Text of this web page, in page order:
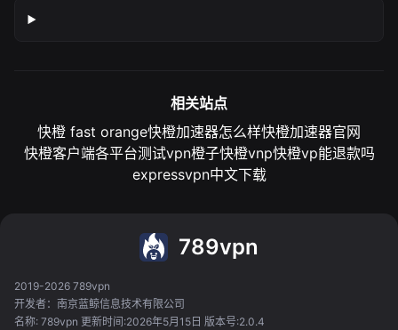
相关站点
快橙 fast orange快橙加速器怎么样快橙加速器官网
快橙客户端各平台测试vpn橙子快橙vnp快橙vp能退款吗
expressvpn中文下载
789vpn
2019-2026 789vpn
开发者：南京蓝鲸信息技术有限公司
名称: 789vpn 更新时间:2026年5月15日 版本号:2.0.4